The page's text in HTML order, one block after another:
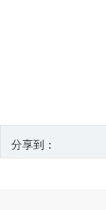
分享到：